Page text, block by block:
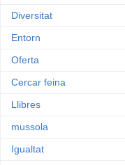
Diversitat
Entorn
Oferta
Cercar feina
Llibres
mussola
Igualtat